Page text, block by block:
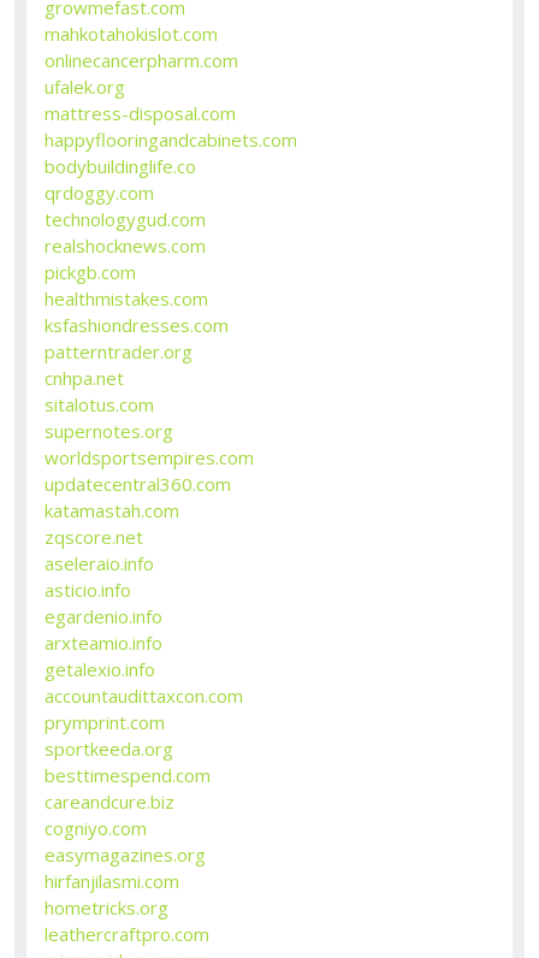
growmefast.com
mahkotahokislot.com
onlinecancerpharm.com
ufalek.org
mattress-disposal.com
happyflooringandcabinets.com
bodybuildinglife.co
qrdoggy.com
technologygud.com
realshocknews.com
pickgb.com
healthmistakes.com
ksfashiondresses.com
patterntrader.org
cnhpa.net
sitalotus.com
supernotes.org
worldsportsempires.com
updatecentral360.com
katamastah.com
zqscore.net
aseleraio.info
asticio.info
egardenio.info
arxteamio.info
getalexio.info
accountaudittaxcon.com
prymprint.com
sportkeeda.org
besttimespend.com
careandcure.biz
cogniyo.com
easymagazines.org
hirfanjilasmi.com
hometricks.org
leathercraftpro.com